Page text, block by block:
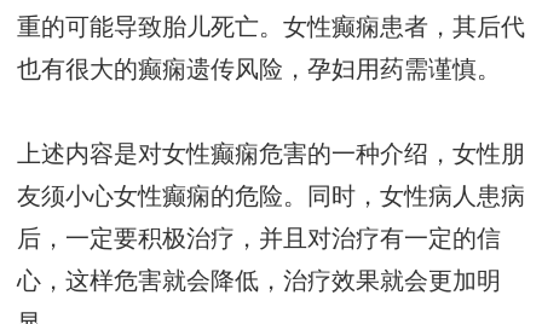
重的可能导致胎儿死亡。女性癫痫患者，其后代
也有很大的癫痫遗传风险，孕妇用药需谨慎。
上述内容是对女性癫痫危害的一种介绍，女性朋
友须小心女性癫痫的危险。同时，女性病人患病
后，一定要积极治疗，并且对治疗有一定的信
心，这样危害就会降低，治疗效果就会更加明